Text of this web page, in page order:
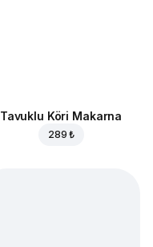
Tavuklu Köri Makarna
289 ₺